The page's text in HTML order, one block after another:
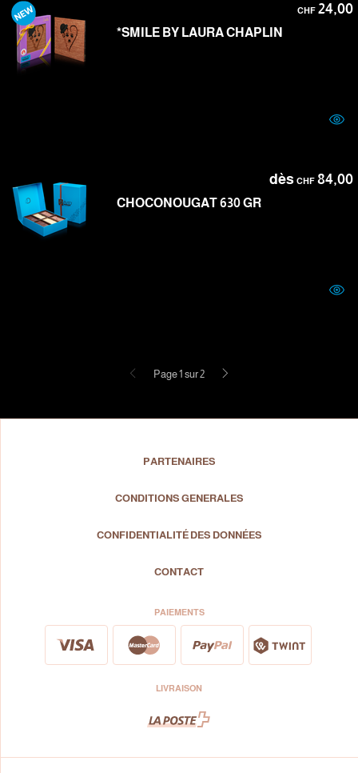
CHF24,00
*SMILE BY LAURA CHAPLIN
dès CHF84,00
CHOCONOUGAT 630 GR
Précédent
Page 1 sur 2
PARTENAIRES
CONDITIONS GENERALES
CONFIDENTIALITÉ DES DONNÉES
CONTACT
PAIEMENTS
LIVRAISON